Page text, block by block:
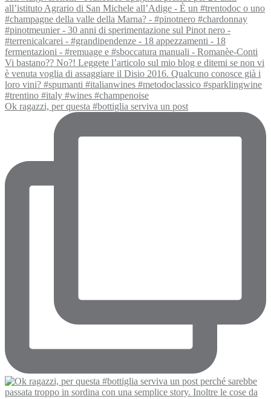
Ok ragazzi, per questa #bottiglia serviva un post